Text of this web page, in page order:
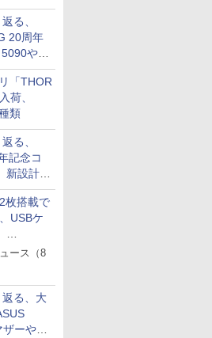
ラーは2
る、
20周年
や、
T1」コ
オカー
「THOR
荷、
類
る、
記念コ
設計の
ど(マザ
枚搭載で
USBケ
のファ
ス、キ
ース（8
る、大
ーや、